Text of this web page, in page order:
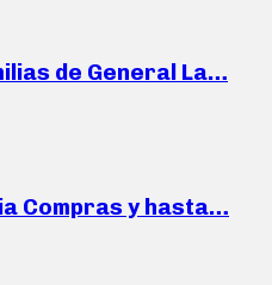
de General La…
Compras y hasta…